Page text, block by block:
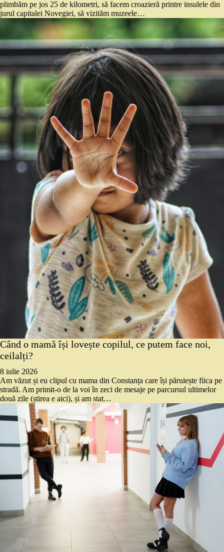
plimbăm pe jos 25 de kilometri, să facem croazieră printre insulele din
jurul capitalei Novegiei, să vizităm muzeele…
Când o mamă își lovește copilul, ce putem face noi,
ceilalți?
8 iulie 2026
Am văzut și eu clipul cu mama din Constanța care își păruiește fiica pe
stradă. Am primit-o de la voi în zeci de mesaje pe parcursul ultimelor
două zile (știrea e aici), și am stat…